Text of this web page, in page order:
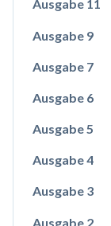
Ausgabe 11
Ausgabe 9
Ausgabe 7
Ausgabe 6
Ausgabe 5
Ausgabe 4
Ausgabe 3
Ausgabe 2